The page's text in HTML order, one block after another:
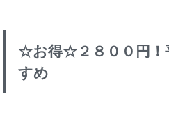
☆お得☆２８００円！
すめ